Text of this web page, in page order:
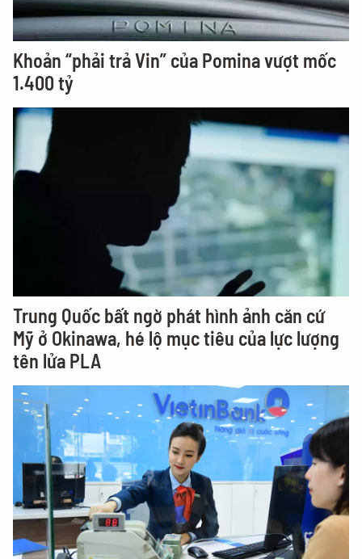
Khoản “phải trả Vin” của Pomina vượt mốc
1.400 tỷ
Trung Quốc bất ngờ phát hình ảnh căn cứ
Mỹ ở Okinawa, hé lộ mục tiêu của lực lượng
tên lửa PLA